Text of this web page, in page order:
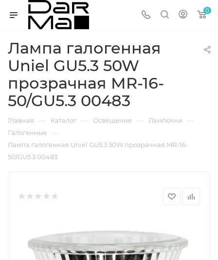
0
Лампа галогенная
Uniel GU5.3 50W
прозрачная MR-16-
50/GU5.3 00483
Главная — Каталог — Освещение — Лампочки —
Галогенные —
Лампа галогенная Uniel GU5.3 50W прозрачная MR-16-
50/GU5.3 00483